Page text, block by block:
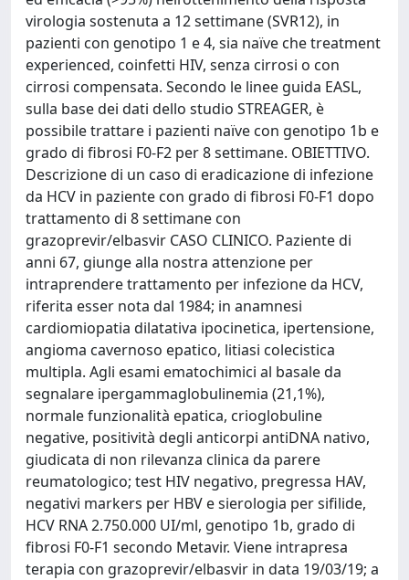
virologia sostenuta a 12 settimane (SVR12), in
pazienti con genotipo 1 e 4, sia naïve che treatment
experienced, coinfetti HIV, senza cirrosi o con
cirrosi compensata. Secondo le linee guida EASL,
sulla base dei dati dello studio STREAGER, è
possibile trattare i pazienti naïve con genotipo 1b e
grado di fibrosi F0-F2 per 8 settimane. OBIETTIVO.
Descrizione di un caso di eradicazione di infezione
da HCV in paziente con grado di fibrosi F0-F1 dopo
trattamento di 8 settimane con
grazoprevir/elbasvir CASO CLINICO. Paziente di
anni 67, giunge alla nostra attenzione per
intraprendere trattamento per infezione da HCV,
riferita esser nota dal 1984; in anamnesi
cardiomiopatia dilatativa ipocinetica, ipertensione,
angioma cavernoso epatico, litiasi colecistica
multipla. Agli esami ematochimici al basale da
segnalare ipergammaglobulinemia (21,1%),
normale funzionalità epatica, crioglobuline
negative, positività degli anticorpi antiDNA nativo,
giudicata di non rilevanza clinica da parere
reumatologico; test HIV negativo, pregressa HAV,
negativi markers per HBV e sierologia per sifilide,
HCV RNA 2.750.000 UI/ml, genotipo 1b, grado di
fibrosi F0-F1 secondo Metavir. Viene intrapresa
terapia con grazoprevir/elbasvir in data 19/03/19; a